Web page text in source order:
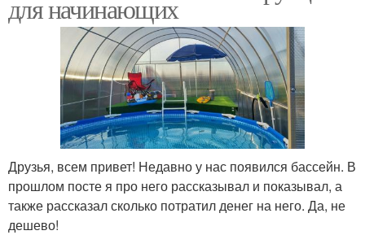
для начинающих
Друзья, всем привет! Недавно у нас появился бассейн. В
прошлом посте я про него рассказывал и показывал, а
также рассказал сколько потратил денег на него. Да, не
дешево!